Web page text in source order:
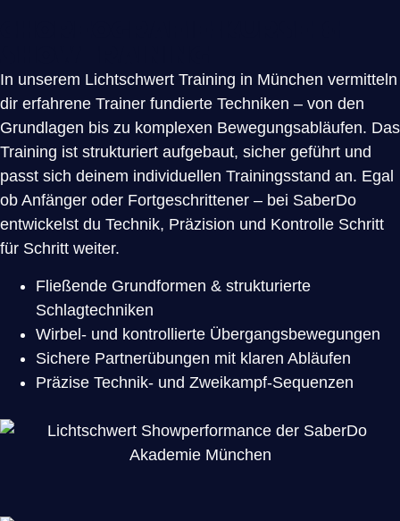
In unserem Lichtschwert Training in München vermitteln
dir erfahrene Trainer fundierte Techniken – von den
Grundlagen bis zu komplexen Bewegungsabläufen. Das
Training ist strukturiert aufgebaut, sicher geführt und
passt sich deinem individuellen Trainingsstand an. Egal
ob Anfänger oder Fortgeschrittener – bei SaberDo
entwickelst du Technik, Präzision und Kontrolle Schritt
für Schritt weiter.
Fließende Grundformen & strukturierte
Schlagtechniken
Wirbel- und kontrollierte Übergangsbewegungen
Sichere Partnerübungen mit klaren Abläufen
Präzise Technik- und Zweikampf-Sequenzen